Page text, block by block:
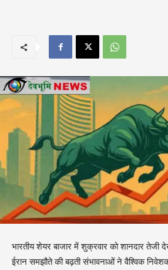
भारतीय शेयर बाजार में शुक्रवार को शानदार तेजी
ईरान समझौते की बढ़ती संभावनाओं ने वैश्विक